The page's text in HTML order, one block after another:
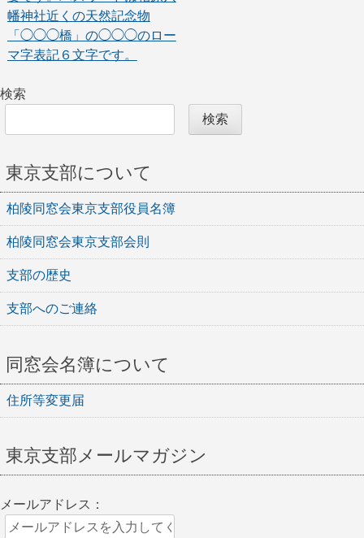
ゲ
ー
ョ
ン
幡神社近くの天然記念物
「◯◯◯橋」の◯◯◯のロー
マ字表記６文字です。
検索
検索
東京支部について
柏陵同窓会東京支部役員名簿
柏陵同窓会東京支部会則
支部の歴史
支部へのご連絡
同窓会名簿について
住所等変更届
東京支部メールマガジン
メールアドレス：